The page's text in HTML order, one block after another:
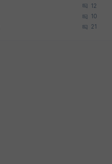
12
10
21